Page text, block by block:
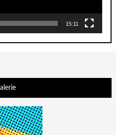
15:11